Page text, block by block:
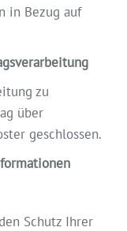
in Bezug auf
zu
über
geschlossen.
Schutz Ihrer